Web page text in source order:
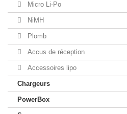
Micro Li-Po
NiMH
Plomb
Accus de réception
Accessoires lipo
Chargeurs
PowerBox